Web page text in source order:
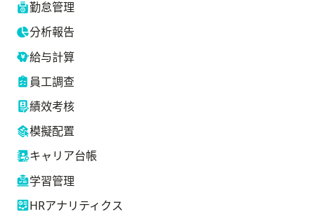
勤怠管理
分析報告
給与計算
員工調查
績效考核
模擬配置
キャリア台帳
学習管理
HRアナリティクス